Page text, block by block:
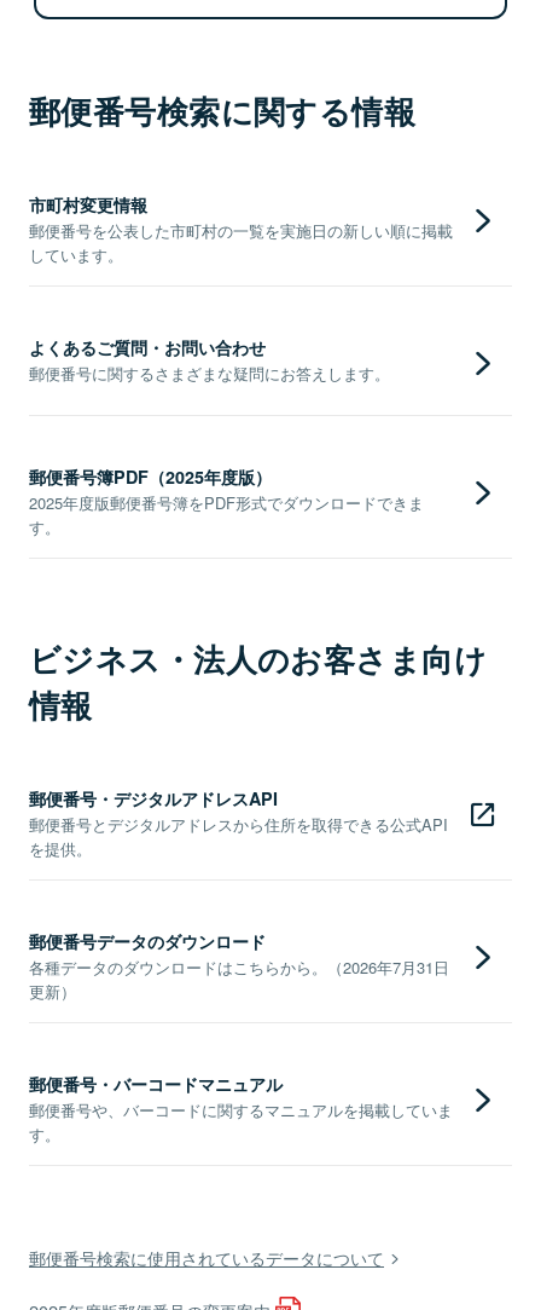
郵便番号検索に関する情報
市町村変更情報
郵便番号を公表した市町村の一覧を実施日の新しい順に掲載
しています。
よくあるご質問・お問い合わせ
郵便番号に関するさまざまな疑問にお答えします。
郵便番号簿PDF（2025年度版）
2025年度版郵便番号簿をPDF形式でダウンロードできま
す。
ビジネス・法人のお客さま向け
情報
郵便番号・デジタルアドレスAPI
郵便番号とデジタルアドレスから住所を取得できる公式API
を提供。
郵便番号データのダウンロード
各種データのダウンロードはこちらから。（2026年7月31日
更新）
郵便番号・バーコードマニュアル
郵便番号や、バーコードに関するマニュアルを掲載していま
す。
郵便番号検索に使用されているデータについて